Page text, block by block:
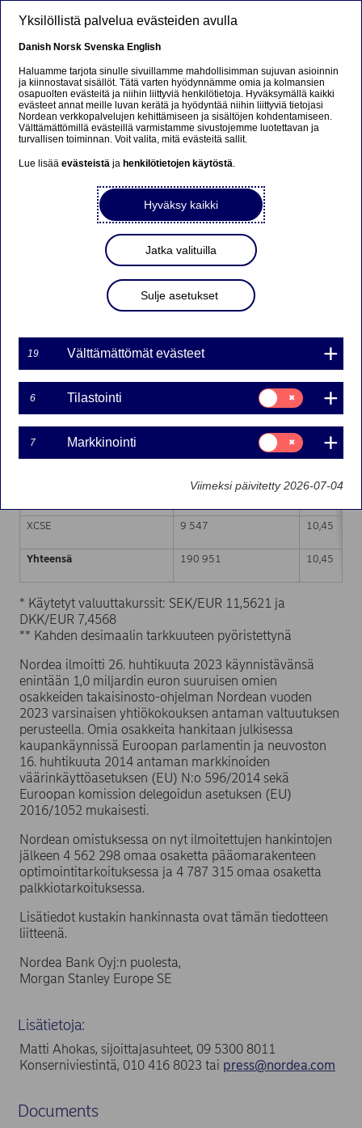
Nordea Bank Oyj: Omien
osakkeiden takaisinosto
02.10.2023
02-10-2023 22:30
Nordea Bank Oyj
Pörssitiedote – Muutokset omien osakkeiden
02.10.2023 klo 22.30 Suomen aikaa
02.10.2023 hankkinut omia osakkeitaan (ISIN:
FI4000297767) omistukseensa seuraavasti:
Markkinapaikka (MIC-koodi) Osakkeiden lukumäärä
XHEL 44 498 10,45
CEUX 91 029 10,45
45 877 10,45
XCSE 9 547 10,45
Yhteensä 190 951 10,45
* Käytetyt valuuttakurssit: SEK/EUR 11,5621 ja
DKK/EUR 7,4568
** Kahden desimaalin tarkkuuteen pyöristettynä
Nordea ilmoitti 26. huhtikuuta 2023 käynnistävänsä
enintään 1,0 miljardin euron suuruisen omien
osakkeiden takaisinosto-ohjelman Nordean vuoden
2023 varsinaisen yhtiökokouksen antaman valtuutuksen
perusteella. Omia osakkeita hankitaan julkisessa
kaupankäynnissä Euroopan parlamentin ja neuvoston
16. huhtikuuta 2014 antaman markkinoiden
väärinkäyttöasetuksen (EU) N:o 596/2014 sekä
Euroopan komission delegoidun asetuksen (EU)
2016/1052 mukaisesti.
Nordean omistuksessa on nyt ilmoitettujen hankintojen
jälkeen 4 562 298 omaa osaketta pääomarakenteen
optimointitarkoituksessa ja 4 787 315 omaa osaketta
palkkiotarkoituksessa.
Lisätiedot kustakin hankinnasta ovat tämän tiedotteen
liitteenä.
Nordea Bank Oyj:n puolesta,
Morgan Stanley Europe SE
Lisätietoja:
Matti Ahokas, sijoittajasuhteet, 09 5300 8011
Konserniviestintä, 010 416 8023 tai press@nordea.com
Documents
Yksilöllistä palvelua evästeiden avulla
Danish Norsk Svenska English
Haluamme tarjota sinulle sivuillamme mahdollisimman sujuvan asioinnin
ja kiinnostavat sisällöt. Tätä varten hyödynnämme omia ja kolmansien
osapuolten evästeitä ja niihin liittyviä henkilötietoja. Hyväksymällä kaikki
evästeet annat meille luvan kerätä ja hyödyntää niihin liittyviä tietojasi
Nordean verkkopalvelujen kehittämiseen ja sisältöjen kohdentamiseen.
Välttämättömillä evästeillä varmistamme sivustojemme luotettavan ja
turvallisen toiminnan. Voit valita, mitä evästeitä sallit.
Lue lisääevästeistä ja henkilötietojen käytöstä.
Hyväksy kaikki
Jatka valituilla
Sulje asetukset
19 Välttämättömät evästeet
6 Tilastointi
Suostumusvalinta:
Tilastointi
7 Markkinointi
Suostumusvalinta:
Markkinointi
Viimeksi päivitetty 2026-07-04